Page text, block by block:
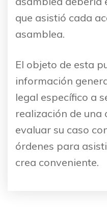
que asistió cada
asamblea.
El objeto de esta
información
legal específico a
realización de
evaluar su caso
órdenes para
crea conveniente.